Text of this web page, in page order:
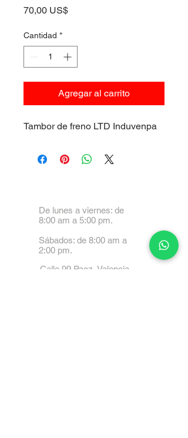
70,00 US$Precio
Cantidad *
Agregar al carrito
Tambor de freno LTD Induvenpa
De lunes a viernes: de
8:00 am a 5:00 pm.
Sábados: de 8:00 am a
2:00 pm.
Calle 99 Paez, Valencia